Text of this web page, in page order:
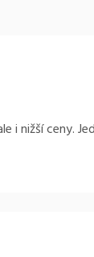
i nižší ceny.